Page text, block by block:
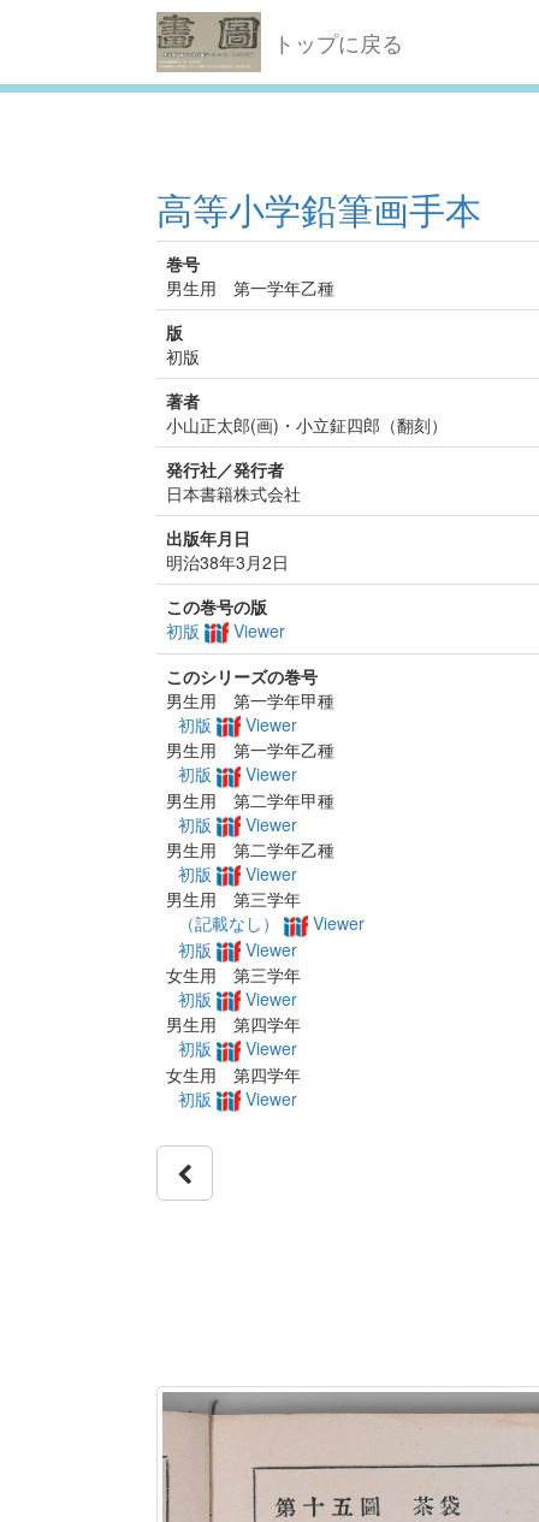
トップに戻る
高等小学鉛筆画手本
巻号
男生用 第一学年乙種
版
初版
著者
小山正太郎(画)・小立鉦四郎（翻刻）
発行社／発行者
日本書籍株式会社
出版年月日
明治38年3月2日
この巻号の版
初版
Viewer
このシリーズの巻号
男生用 第一学年甲種
初版
Viewer
男生用 第一学年乙種
初版
Viewer
男生用 第二学年甲種
初版
Viewer
男生用 第二学年乙種
初版
Viewer
男生用 第三学年
（記載なし）
Viewer
初版
Viewer
女生用 第三学年
初版
Viewer
男生用 第四学年
初版
Viewer
女生用 第四学年
初版
Viewer